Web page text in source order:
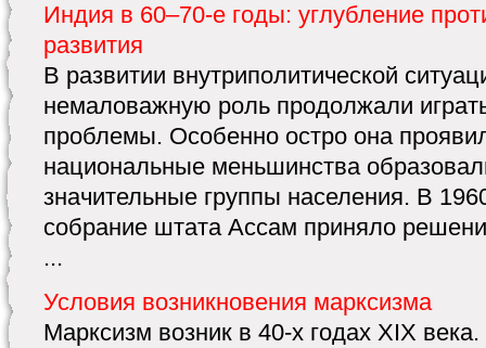
Индия в 60–70-е годы: углубление
развития
В развитии внутриполитической
немаловажную роль продолжали
проблемы. Особенно остро она
национальные меньшинства
значительные группы населения. В
собрание штата Ассам приняло
...
Условия возникновения марксизма
Марксизм возник в 40-х годах XIX